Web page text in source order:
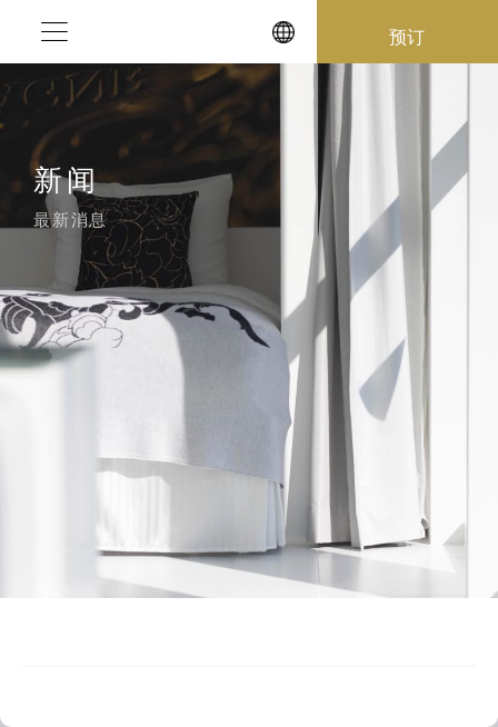
content
预订
新闻
最新消息